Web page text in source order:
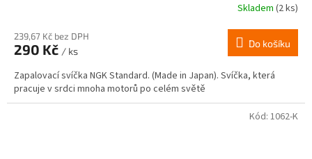
Skladem (2 ks)
239,67 Kč bez DPH
290 Kč / ks
Do košíku
Zapalovací svíčka NGK Standard. (Made in Japan). Svíčka, která
pracuje v srdci mnoha motorů po celém světě
Kód: 1062-K